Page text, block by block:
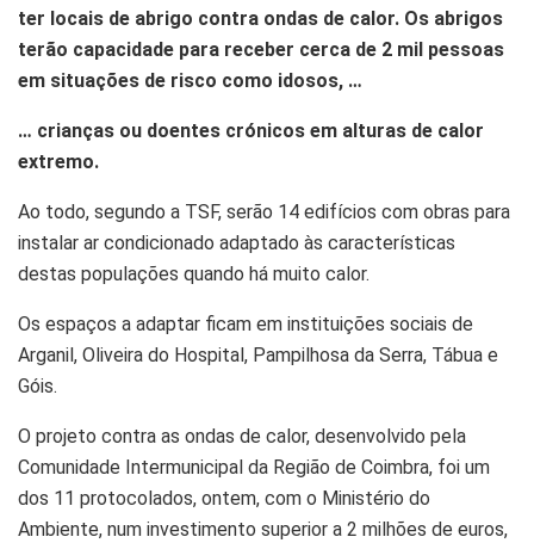
ter locais de abrigo contra ondas de calor. Os abrigos
terão capacidade para receber cerca de 2 mil pessoas
em situações de risco como idosos, …
… crianças ou doentes crónicos em alturas de calor
extremo.
Ao todo, segundo a TSF, serão 14 edifícios com obras para
instalar ar condicionado adaptado às características
destas populações quando há muito calor.
Os espaços a adaptar ficam em instituições sociais de
Arganil, Oliveira do Hospital, Pampilhosa da Serra, Tábua e
Góis.
O projeto contra as ondas de calor, desenvolvido pela
Comunidade Intermunicipal da Região de Coimbra, foi um
dos 11 protocolados, ontem, com o Ministério do
Ambiente, num investimento superior a 2 milhões de euros,